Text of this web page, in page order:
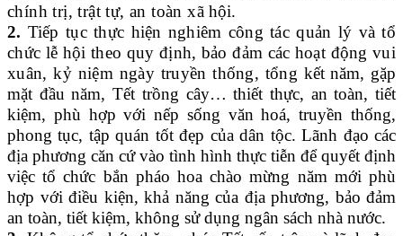
chính trị, trật tự, an toàn xãhội.
2. Tiếp tục thực hiện nghiêm công tác quản lý vàtổ
chức lễ hội theo quy định, bảo đảm các hoạt độngvui
xuân, kỷ niệm ngày truyền thống, tổng kết năm, gặp
mặt đầu năm, Tết trồng cây… thiết thực, an toàn, tiết
kiệm, phù hợp với nếp sống văn hoá, truyền thống,
phong tục, tập quán tốt đẹp củadân tộc.Lãnh đạo các
địa phương căn cứ vào tình hình thực tiễn để quyết định
việc tổ chức bắn pháo hoa chào mừng năm mớiphù
hợp với điều kiện, khả năng của địa phương, bảo đảm
an toàn, tiết kiệm, không sử dụng ngân sách nhà nước.